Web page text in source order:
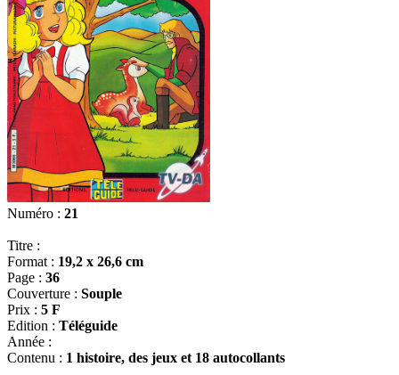
Numéro : 21
Titre :
Format : 19,2 x 26,6 cm
Page : 36
Couverture : Souple
Prix : 5 F
Edition : Téléguide
Année :
Contenu : 1 histoire, des jeux et 18 autocollants